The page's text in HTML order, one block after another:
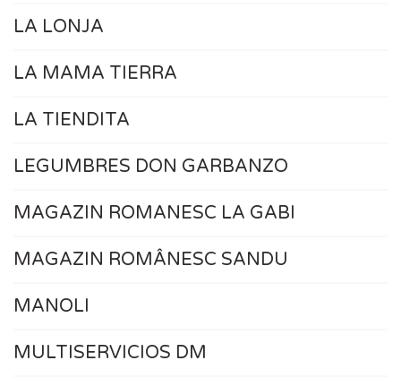
LA LONJA
LA MAMA TIERRA
LA TIENDITA
LEGUMBRES DON GARBANZO
MAGAZIN ROMANESC LA GABI
MAGAZIN ROMÂNESC SANDU
MANOLI
MULTISERVICIOS DM